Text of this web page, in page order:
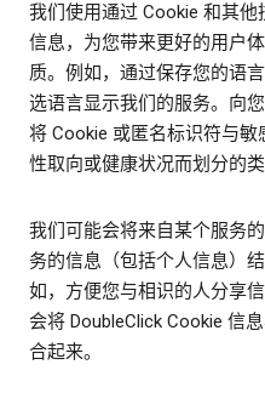
我们使用通过 Cookie 和其他
信息，为您带来更好的用户
质。例如，通过保存您的语
选语言显示我们的服务。向
将 Cookie 或匿名标识符与敏
性取向或健康状况而划分的类
我们可能会将来自某个服务
务的信息（包括个人信息）
如，方便您与相识的人分享
会将 DoubleClick Cookie 信
合起来。